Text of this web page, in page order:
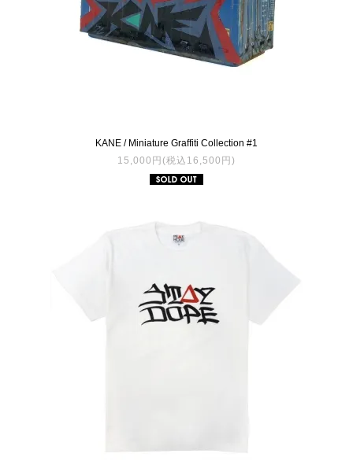
KANE / Miniature Graffiti Collection #1
15,000円(税込16,500円)